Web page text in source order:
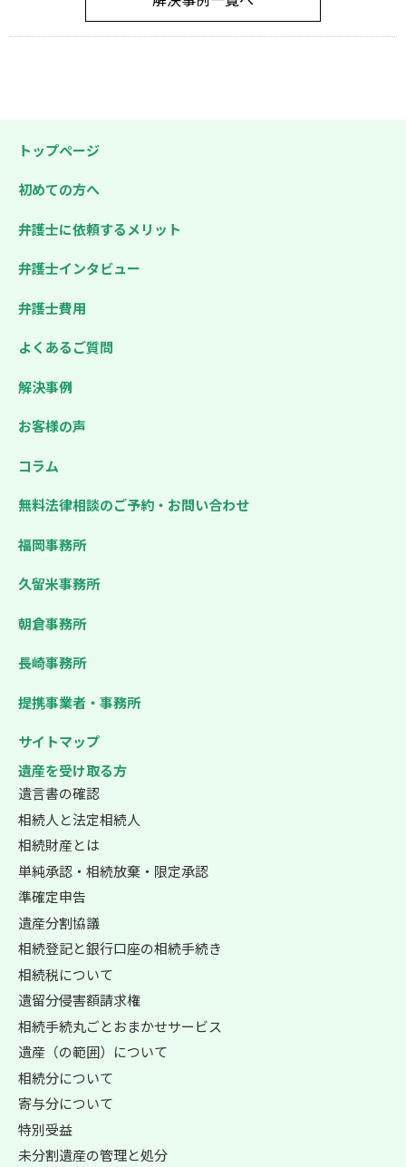
トップページ
初めての方へ
弁護士に依頼するメリット
弁護士インタビュー
弁護士費用
よくあるご質問
解決事例
お客様の声
コラム
無料法律相談のご予約・お問い合わせ
福岡事務所
久留米事務所
朝倉事務所
長崎事務所
提携事業者・事務所
サイトマップ
遺産を受け取る方
遺言書の確認
相続人と法定相続人
相続財産とは
単純承認・相続放棄・限定承認
準確定申告
遺産分割協議
相続登記と銀行口座の相続手続き
相続税について
遺留分侵害額請求権
相続手続丸ごとおまかせサービス
遺産（の範囲）について
相続分について
寄与分について
特別受益
未分割遺産の管理と処分